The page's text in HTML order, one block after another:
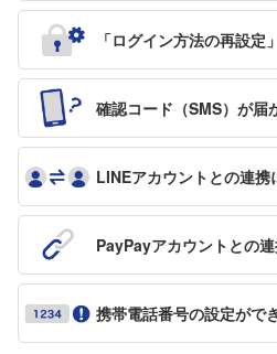
「ログイン方法の再設定
確認コード（SMS）が届
LINEアカウントとの連携
PayPayアカウントとの
携帯電話番号の設定がで